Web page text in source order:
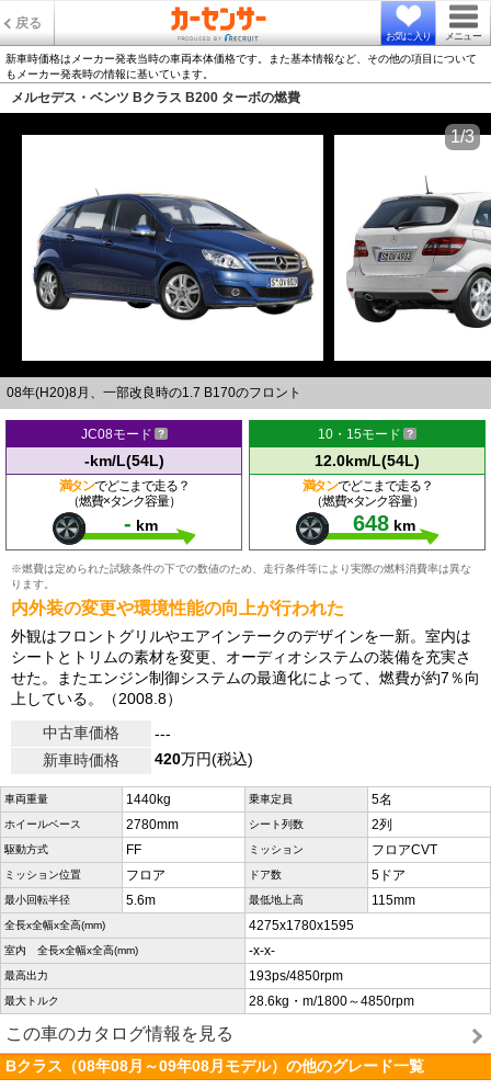
戻る
お気に入り メニュー
新車時価格はメーカー発表当時の車両本体価格です。また基本情報など、その他の項目について
もメーカー発表時の情報に基いています。
メルセデス・ベンツ Bクラス B200 ターボの燃費
08年(H20)8月、一部改良時の1.7 B170のフロント
1/3
JC08モード
-km/L(54L)
満タンでどこまで走る？
（燃費×タンク容量）
- km
10・15モード
12.0km/L(54L)
満タンでどこまで走る？
（燃費×タンク容量）
648 km
※燃費は定められた試験条件の下での数値のため、走行条件等により実際の燃料消費率は異な
ります。
内外装の変更や環境性能の向上が行われた
外観はフロントグリルやエアインテークのデザインを一新。室内は
シートとトリムの素材を変更、オーディオシステムの装備を充実さ
せた。またエンジン制御システムの最適化によって、燃費が約7％向
上している。（2008.8）
中古車価格
---
新車時価格
420万円(税込)
車両重量 1440kg 乗車定員 5名
ホイールベース 2780mm シート列数 2列
駆動方式 FF ミッション フロアCVT
ミッション位置 フロア ドア数 5ドア
最小回転半径 5.6m 最低地上高 115mm
全長x全幅x全高(mm) 4275x1780x1595
室内 全長x全幅x全高(mm) -x-x-
最高出力 193ps/4850rpm
最大トルク 28.6kg・m/1800～4850rpm
この車のカタログ情報を見る
Bクラス（08年08月～09年08月モデル）の他のグレード一覧